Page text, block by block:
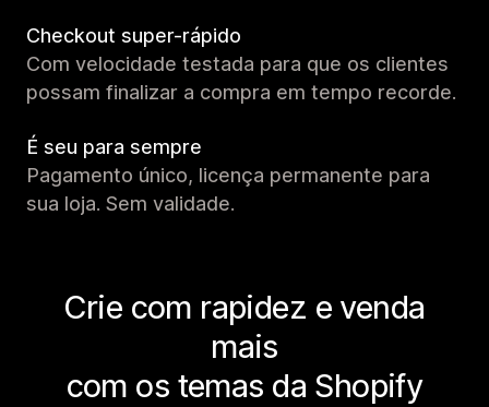
Checkout super-rápido
Com velocidade testada para que os clientes
possam finalizar a compra em tempo recorde.
É seu para sempre
Pagamento único, licença permanente para
sua loja. Sem validade.
Crie com rapidez e venda
mais
com os temas da Shopify